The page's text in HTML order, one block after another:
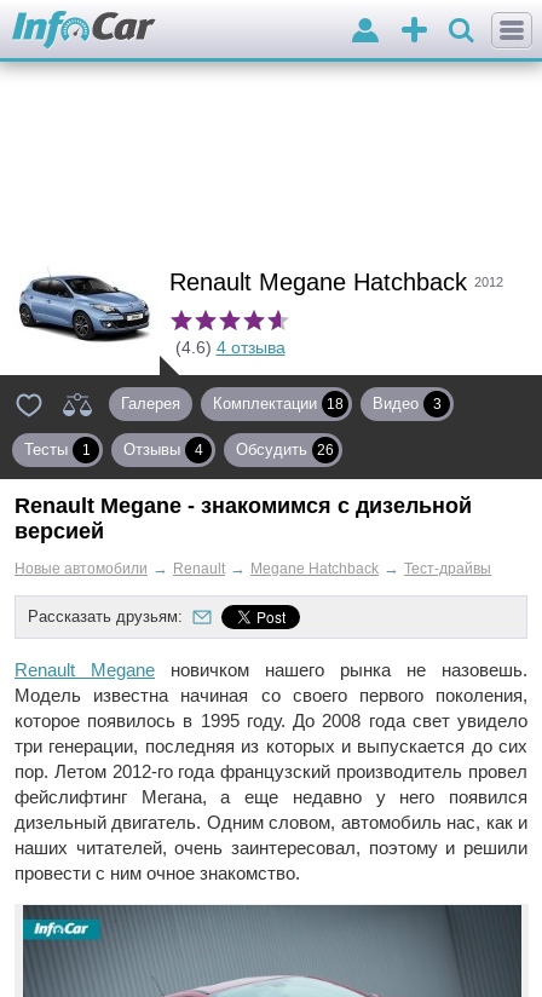
Добавить
объявление
Войти
Renault Megane Hatchback 2012
(4.6) 4 отзыва
Галерея Комплектации 18 Видео 3
Тесты 1 Отзывы 4 Обсудить 26
Renault Megane - знакомимся с дизельной
версией
Новые автомобили → Renault → Megane Hatchback → Тест-драйвы
Рассказать друзьям:
Renault Megane новичком нашего рынка не назовешь.
Модель известна начиная со своего первого поколения,
которое появилось в 1995 году. До 2008 года свет увидело
три генерации, последняя из которых и выпускается до сих
пор. Летом 2012-го года французский производитель провел
фейслифтинг Мегана, а еще недавно у него появился
дизельный двигатель. Одним словом, автомобиль нас, как и
наших читателей, очень заинтересовал, поэтому и решили
провести с ним очное знакомство.